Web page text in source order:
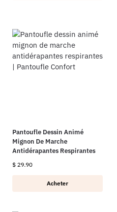
Pantoufle Dessin Animé
Mignon De Marche
Antidérapantes Respirantes
$ 29.90
Acheter